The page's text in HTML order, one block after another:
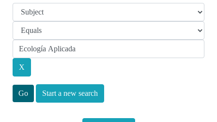
Start a new search